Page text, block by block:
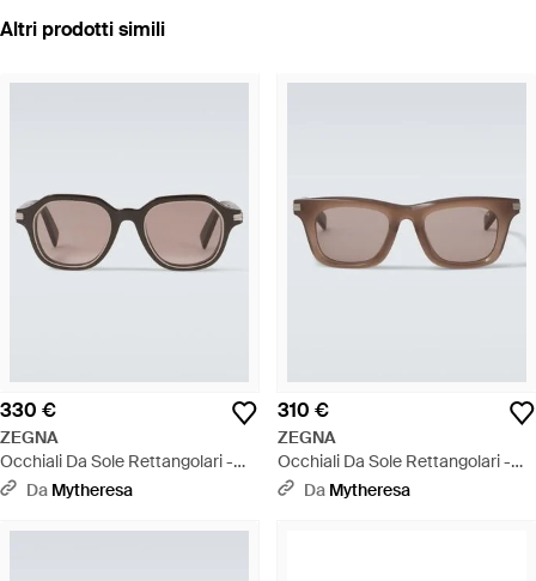
Altri prodotti simili
330 €
ZEGNA
Occhiali Da Sole Rettangolari -
Marrone
Da Mytheresa
310 €
ZEGNA
Occhiali Da Sole Rettangolari -
Marrone
Da Mytheresa